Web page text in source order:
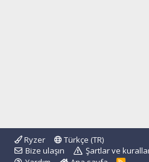
Ryzer
Türkçe (TR)
Bize ulaşın
Şartlar ve